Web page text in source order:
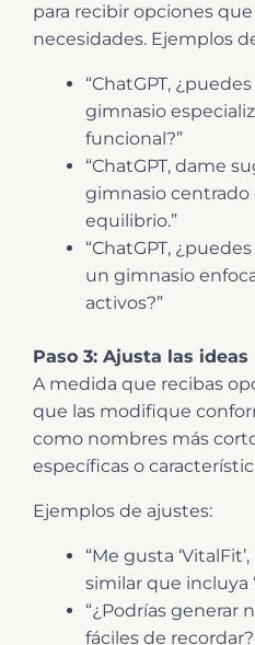
para recibir opciones
necesidades. Ejemplos
“ChatGPT,
gimnasio
funcional?”
“ChatGPT, dame
gimnasio centrado
equilibrio.”
“ChatGPT,
un gimnasio
activos?”
Paso 3: Ajusta las ideas
A medida que recibas
que las modifique
como nombres más
específicas o
Ejemplos de ajustes:
“Me gusta
similar que incluya
“¿Podrías generar
fáciles de